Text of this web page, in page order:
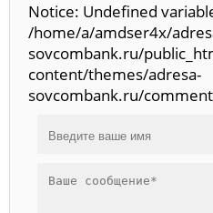
Notice: Undefined
/home/a/amdser4x/
sovcombank.ru/
content/themes/adresa-
sovcombank.ru/